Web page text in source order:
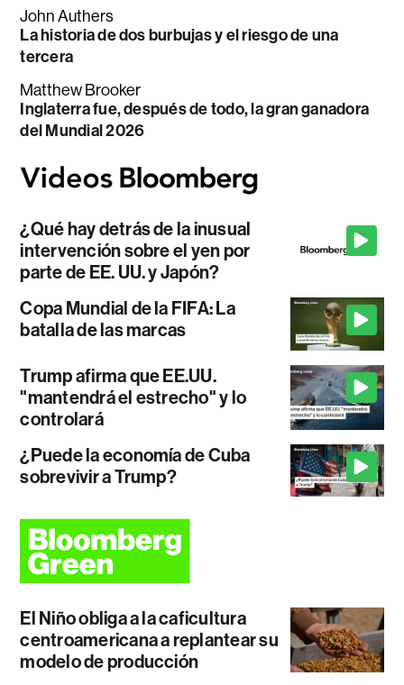
John Authers
La historia de dos burbujas y el riesgo de una
tercera
Matthew Brooker
Inglaterra fue, después de todo, la gran ganadora
del Mundial 2026
¿Qué hay detrás de la inusual
intervención sobre el yen por
parte de EE. UU. y Japón?
Copa Mundial de la FIFA: La
batalla de las marcas
Trump afirma que EE.UU.
"mantendrá el estrecho" y lo
controlará
¿Puede la economía de Cuba
sobrevivir a Trump?
El Niño obliga a la caficultura
centroamericana a replantear su
modelo de producción